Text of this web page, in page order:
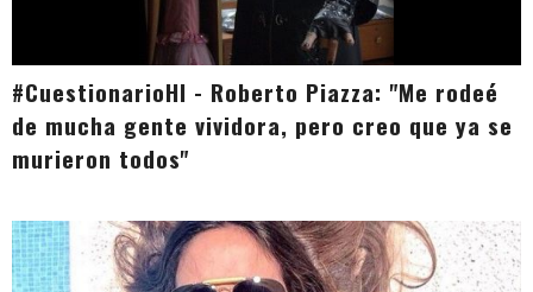
#CuestionarioHI - Roberto Piazza: "Me rodeé
de mucha gente vividora, pero creo que ya se
murieron todos"